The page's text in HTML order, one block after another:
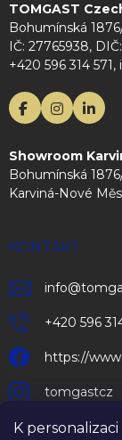
K
TOMGAST
Bohumínská
IČ: 27765938,
+420 596 314
Showroom
Bohumínská
Karviná-Nové
KONTAKT
info@
+420 596
https://
tomgastcz